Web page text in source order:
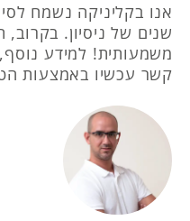
אנו בקליניקה נשמח
שנים של ניסיון. בקרוב,
משמעותית! למידע נוסף,
קשר עכשיו באמצעות